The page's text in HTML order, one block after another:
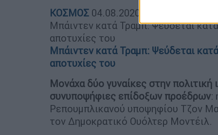
ΚΟΣΜΟΣ 04.08.2020
Μπάιντεν κατά Τραμπ: Ψεύδεται
αποτυχίες του
Μπάιντεν κατά Τραμπ: Ψεύδεται
αποτυχίες του
Μονάχα δύο γυναίκες στην
συνυποψήφιες επίδοξων προέδρων:
Ρεπουμπλικανού υποψηφίου Τζον
τον Δημοκρατικό Ουόλτερ Μοντέιλ.